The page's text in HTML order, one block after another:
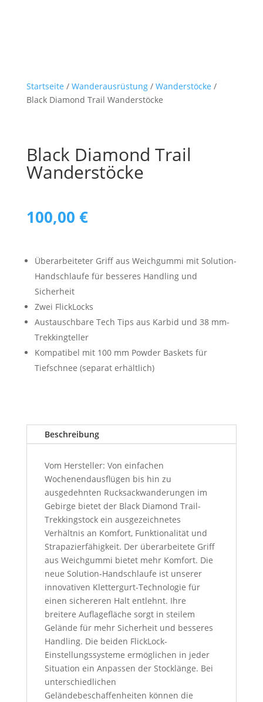
Startseite / Wanderausrüstung/ Wanderstöcke /
Black Diamond Trail Wanderstöcke
Black Diamond Trail
Wanderstöcke
100,00 €
Überarbeiteter Griff aus Weichgummi mit Solution-
Handschlaufe für besseres Handling und
Sicherheit
Zwei FlickLocks
Austauschbare Tech Tips aus Karbid und 38 mm-
Trekkingteller
Kompatibel mit 100 mm Powder Baskets für
Tiefschnee (separat erhältlich)
Beschreibung
Vom Hersteller: Von einfachen
Wochenendausflügen bis hin zu
ausgedehnten Rucksackwanderungen im
Gebirge bietet der Black Diamond Trail-
Trekkingstock ein ausgezeichnetes
Verhältnis an Komfort, Funktionalität und
Strapazierfähigkeit. Der überarbeitete Griff
aus Weichgummi bietet mehr Komfort. Die
neue Solution-Handschlaufe ist unserer
innovativen Klettergurt-Technologie für
einen sichereren Halt entlehnt. Ihre
breitere Auflagefläche sorgt in steilem
Gelände für mehr Sicherheit und besseres
Handling. Die beiden FlickLock-
Einstellungssysteme ermöglichen in jeder
Situation ein Anpassen der Stocklänge. Bei
unterschiedlichen
Geländebeschaffenheiten können die